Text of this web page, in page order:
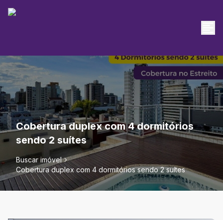
Cobertura duplex com 4 dormitórios
sendo 2 suítes
Buscar imóvel
Cobertura duplex com 4 dormitórios sendo 2 suítes